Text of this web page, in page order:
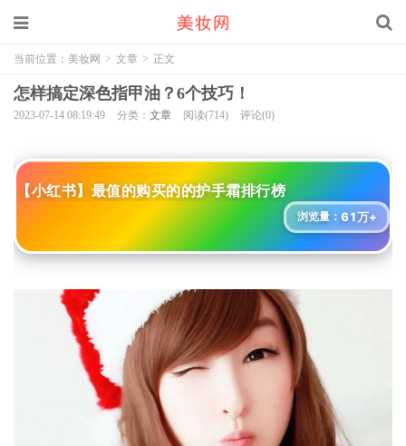
当前位置： 美妆网 > 文章 > 正文
怎样搞定深色指甲油？6个技巧！
2023-07-14 08:19:49 分类： 文章 阅读(714) 评论(0)
【小红书】最值的购买的的护手霜排行榜
浏览量：61万+